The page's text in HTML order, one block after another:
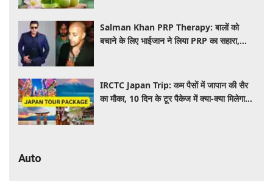
Salman Khan PRP Therapy: बालों को
बचाने के लिए भाईजान ने लिया PRP का सहारा,
IRCTC Japan Trip: कम पैसों में जापान की सैर
का मौका, 10 दिन के टूर पैकेज में क्या-क्या मिलेगा?
Auto